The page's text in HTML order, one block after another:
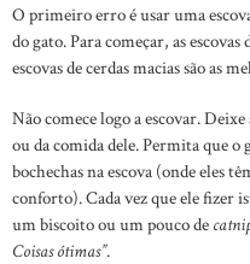
O primeiro erro é usar uma
do gato. Para começar, as
escovas de cerdas macias são as
Não comece logo a escovar.
ou da comida dele. Permita que o
bochechas na escova (onde eles
conforto). Cada vez que ele fizer
um biscoito ou um pouco de
Coisas ótimas”.